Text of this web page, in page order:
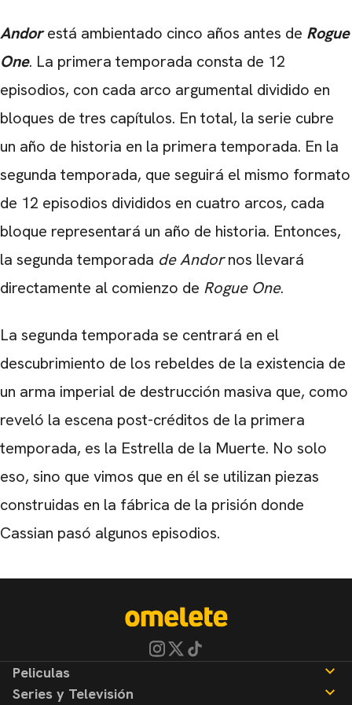
Andor está ambientado cinco años antes de Rogue
One. La primera temporada consta de 12
episodios, con cada arco argumental dividido en
bloques de tres capítulos. En total, la serie cubre
un año de historia en la primera temporada. En la
segunda temporada, que seguirá el mismo formato
de 12 episodios divididos en cuatro arcos, cada
bloque representará un año de historia. Entonces,
la segunda temporada de Andornos llevará
directamente al comienzo de Rogue One.
La segunda temporada se centrará en el
descubrimiento de los rebeldes de la existencia de
un arma imperial de destrucción masiva que, como
reveló la escena post-créditos de la primera
temporada, es la Estrella de la Muerte. No solo
eso, sino que vimos que en él se utilizan piezas
construidas en la fábrica de la prisión donde
Cassian pasó algunos episodios.
Peliculas
Series y Televisión